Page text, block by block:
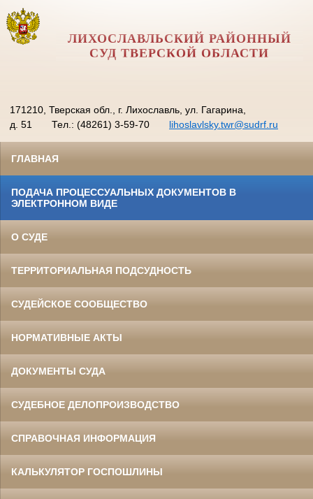
ЛИХОСЛАВЛЬСКИЙ РАЙОННЫЙ
СУД ТВЕРСКОЙ ОБЛАСТИ
171210, Тверская обл., г. Лихославль, ул. Гагарина,
д. 51
Тел.: (48261) 3-59-70 lihoslavlsky.twr@sudrf.ru
ГЛАВНАЯ
ПОДАЧА ПРОЦЕССУАЛЬНЫХ ДОКУМЕНТОВ В
ЭЛЕКТРОННОМ ВИДЕ
О СУДЕ
ТЕРРИТОРИАЛЬНАЯ ПОДСУДНОСТЬ
СУДЕЙСКОЕ СООБЩЕСТВО
НОРМАТИВНЫЕ АКТЫ
ДОКУМЕНТЫ СУДА
СУДЕБНОЕ ДЕЛОПРОИЗВОДСТВО
СПРАВОЧНАЯ ИНФОРМАЦИЯ
КАЛЬКУЛЯТОР ГОСПОШЛИНЫ